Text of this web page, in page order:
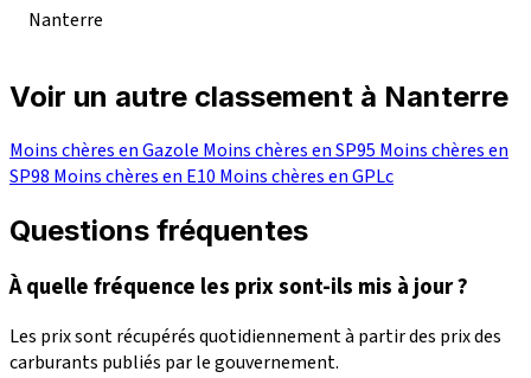
Nanterre
Voir un autre classement à Nanterre
Moins chères en Gazole Moins chères en SP95 Moins chères en
SP98 Moins chères en E10 Moins chères en GPLc
Questions fréquentes
À quelle fréquence les prix sont-ils mis à jour ?
Les prix sont récupérés quotidiennement à partir des prix des
carburants publiés par le gouvernement.